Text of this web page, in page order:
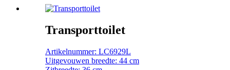
Transporttoilet
Artikelnummer: LC6929L
Uitgevouwen breedte: 44 cm